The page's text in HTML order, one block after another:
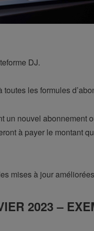
DJ.
les formules
nouvel abonnement
à payer le montant
mises à jour
2023 –